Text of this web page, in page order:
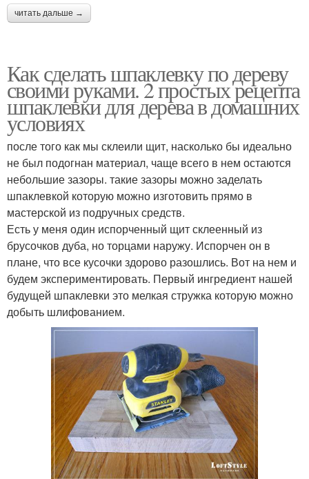
читать дальше →
Как сделать шпаклевку по дереву
своими руками. 2 простых рецепта
шпаклевки для дерева в домашних
условиях
после того как мы склеили щит, насколько бы идеально
не был подогнан материал, чаще всего в нем остаются
небольшие зазоры. такие зазоры можно заделать
шпаклевкой которую можно изготовить прямо в
мастерской из подручных средств.
Есть у меня один испорченный щит склеенный из
брусочков дуба, но торцами наружу. Испорчен он в
плане, что все кусочки здорово разошлись. Вот на нем и
будем экспериментировать. Первый ингредиент нашей
будущей шпаклевки это мелкая стружка которую можно
добыть шлифованием.